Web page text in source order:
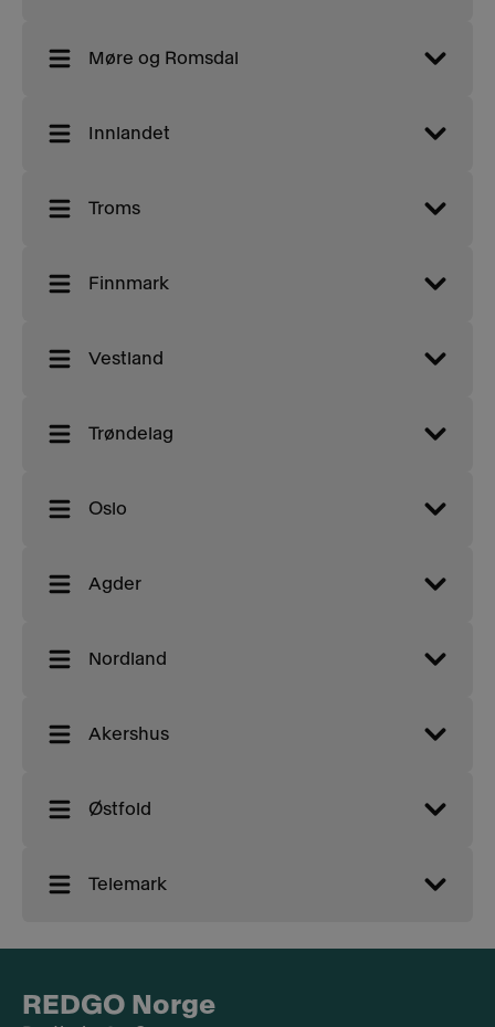
Møre og Romsdal
Innlandet
Troms
Finnmark
Vestland
Trøndelag
Oslo
Agder
Nordland
Akershus
Østfold
Telemark
REDGO Norge